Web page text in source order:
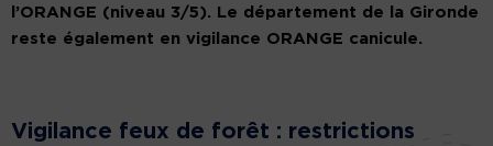
l’ORANGE (niveau 3/5). Le département de la Gironde
reste également en vigilance ORANGE canicule.
Vigilance feux de forêt : restrictions